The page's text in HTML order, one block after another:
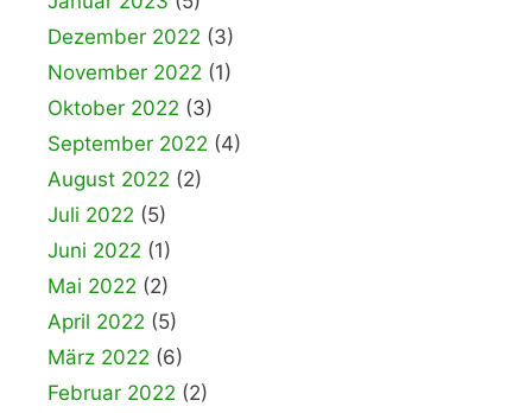
Dezember 2022 (3)
November 2022 (1)
Oktober 2022 (3)
September 2022 (4)
August 2022 (2)
Juli 2022 (5)
Juni 2022 (1)
Mai 2022 (2)
April 2022 (5)
März 2022 (6)
Februar 2022 (2)